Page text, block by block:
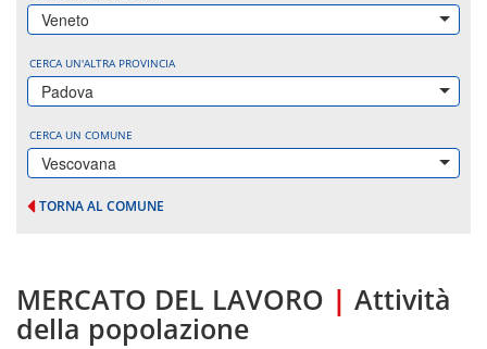
Veneto
CERCA UN'ALTRA PROVINCIA
Padova
CERCA UN COMUNE
Vescovana
TORNA AL COMUNE
MERCATO DEL LAVORO | Attività
della popolazione